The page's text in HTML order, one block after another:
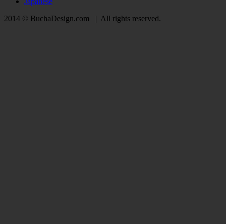
2014 © BuchaDesign.com | All rights reserved.